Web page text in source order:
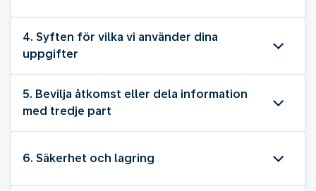
4. Syften för vilka vi använder dina
uppgifter
5. Bevilja åtkomst eller dela information
med tredje part
6. Säkerhet och lagring